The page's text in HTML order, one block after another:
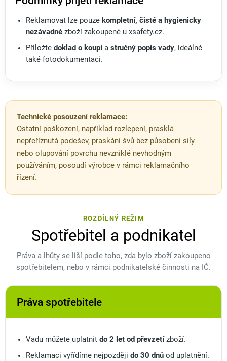
Reklamovat lze pouze kompletní, čisté a hygienicky
nezávadné zboží zakoupené u xsafety.cz.
Přiložte doklad o koupi a stručný popis vady, ideálně
také fotodokumentaci.
Technické posouzení reklamace:
Ostatní poškození, například rozlepení, prasklá
nepřeříznutá podešev, praskání švů bez působení síly
nebo olupování povrchu nevzniklé nevhodným
používáním, posoudí výrobce v rámci reklamačního
řízení.
ROZDÍLNÝ REŽIM
Spotřebitel a podnikatel
Práva a lhůty se liší podle toho, zda bylo zboží zakoupeno
spotřebitelem, nebo v rámci podnikatelské činnosti na IČ.
Práva spotřebitele
Vadu můžete uplatnit do 2 let od převzetízboží.
Reklamaci vyřídíme nejpozději do 30 dnů od uplatnění.